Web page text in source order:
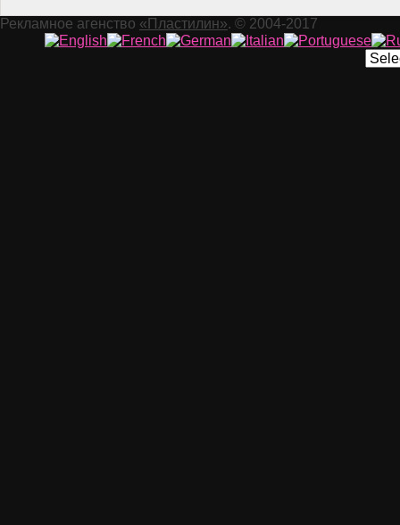
Рекламное агенство «Пластилин». © 2004-2017